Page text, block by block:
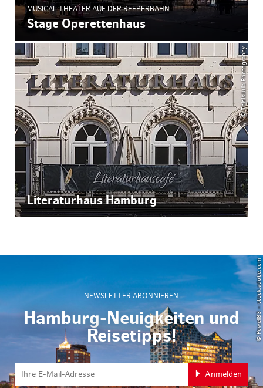
MUSICAL THEATER AUF DER REEPERBAHN
Stage Operettenhaus
© ThisIsJulia Photography
Literaturhaus Hamburg
NEWSLETTER ABONNIEREN
Hamburg-Neuigkeiten und
Reisetipps!
Anmelden
© Powell83 – stock.adobe.com